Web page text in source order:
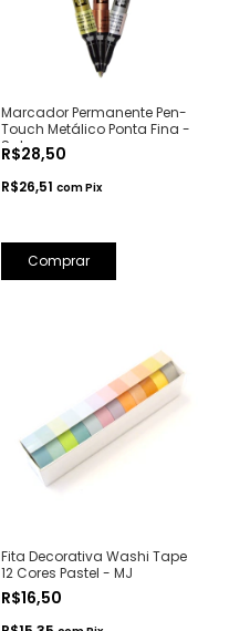
Marcador Permanente Pen-
Touch Metálico Ponta Fina -
Sakura
R$28,50
R$26,51 comPix
Comprar
Fita Decorativa Washi Tape
12 Cores Pastel - MJ
R$16,50